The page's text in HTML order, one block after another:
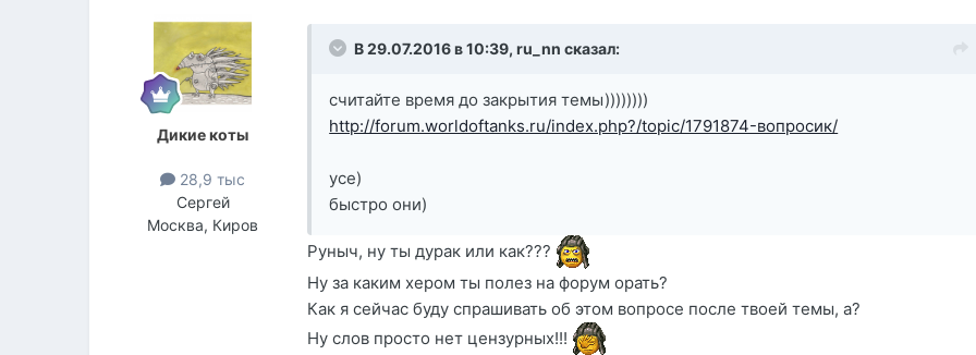
Дикие коты
28,9 тыс
Сергей
Москва, Киров
В 29.07.2016 в 10:39,ru_nn сказал:
считайте время до закрытия темы))))))))
http://forum.worldoftanks.ru/index.php?/topic/1791874-вопросик/
усе)
быстро они)
Руныч, ну ты дурак или как???
Ну за каким хером ты полез на форум орать?
Как я сейчас буду спрашивать об этом вопросе после твоей темы, а?
Ну слов просто нет цензурных!!!